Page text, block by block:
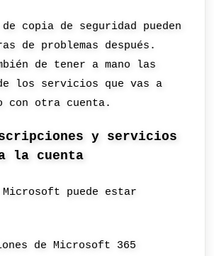
copia de seguridad pueden
de problemas después.
de tener a mano las
los servicios que vas a
con otra cuenta.
y servicios
la cuenta
Microsoft puede estar
de Microsoft 365